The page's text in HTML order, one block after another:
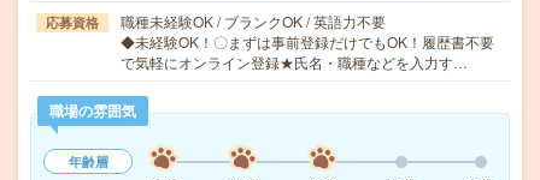
応募資格
職種未経験OK / ブランクOK / 英語力不要
◆未経験OK！〇まずは事前登録だけでもOK！履歴書不要
で気軽にオンライン登録★氏名・職種などを入力す…
職場の雰囲気
年齢層